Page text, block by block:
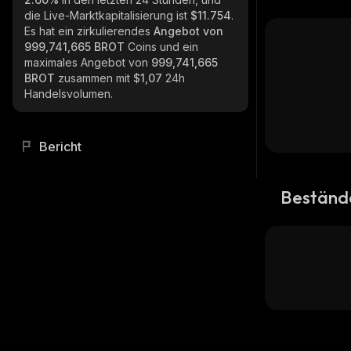
die Live-Marktkapitalisierung ist $11.754.
Es hat ein zirkulierendes Angebot von
999,741,665 BROT Coins und ein
maximales Angebot von 999,741,665
BROT zusammen mit $1,07 24h
Handelsvolumen.
Bericht